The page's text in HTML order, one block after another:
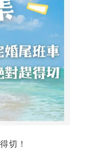
切！